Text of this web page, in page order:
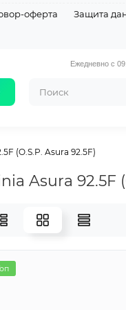
оферта Защита
Ежедневно с
(O.S.P. Asura 92.5F)
9
Asura 92.5F